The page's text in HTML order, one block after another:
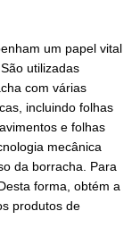
um papel vital
utilizadas
com várias
incluindo folhas
e folhas
mecânica
da borracha. Para
forma, obtém a
produtos de